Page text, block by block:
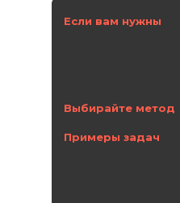
Если вам нужны
Выбирайте метод
Примеры задач